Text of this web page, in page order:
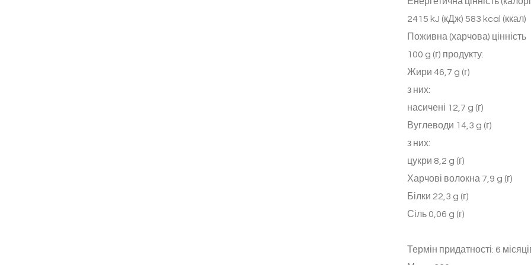
2415 kJ (кДж) 583 kcal (ккал)
Поживна (харчова) цінність
100 g (г) продукту:
Жири 46,7 g (г)
з них:
насичені 12,7 g (г)
Вуглеводи 14,3 g (г)
з них:
цукри 8,2 g (г)
Харчові волокна 7,9 g (г)
Білки 22,3 g (г)
Сіль 0,06 g (г)
Термін придатності: 6